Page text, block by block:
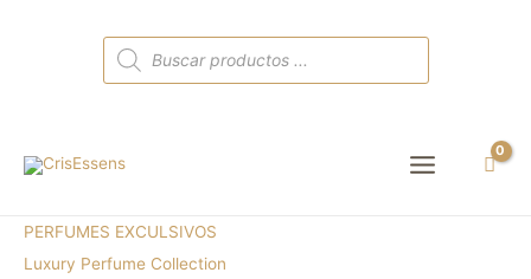
Búsqueda
de
productos
Main
PERFUMES EXCULSIVOS
Luxury Perfume Collection